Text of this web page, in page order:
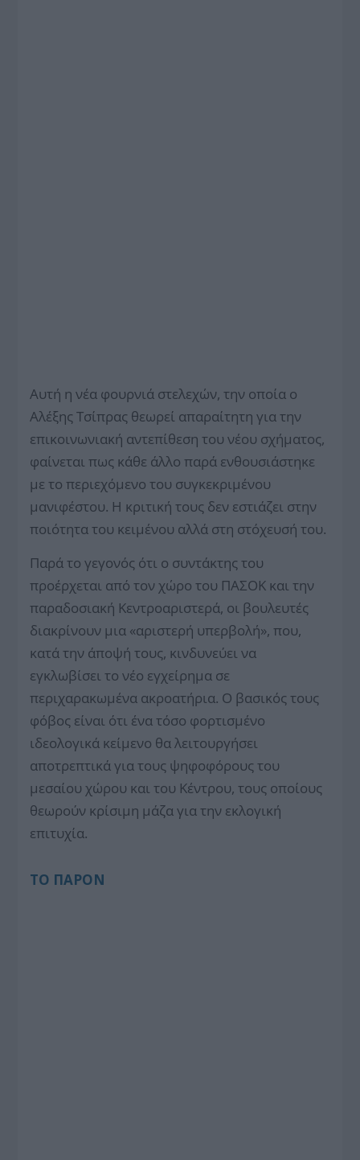
Αυτή η νέα φουρνιά στελεχών, την οποία ο
Αλέξης Τσίπρας θεωρεί απαραίτητη για την
επικοινωνιακή αντεπίθεση του νέου σχήματος,
φαίνεται πως κάθε άλλο παρά ενθουσιάστηκε
με το περιεχόμενο του συ­γκεκριμένου
μανιφέστου. Η κριτική τους δεν εστιάζει στην
ποιότητα του κειμένου αλλά στη στόχευσή του.
Παρά το γεγονός ότι ο συντάκτης του
προέρχεται από τον χώρο του ΠΑΣΟΚ και την
παραδοσιακή Κε­ντροαριστερά, οι βουλευτές
διακρίνουν μια «αριστερή υπερβολή», που,
κατά την άποψή τους, κινδυνεύει να
εγκλωβίσει το νέο εγχείρημα σε
περιχαρακωμένα ακροατήρια. Ο βασικός τους
φόβος είναι ότι ένα τόσο φορτισμένο
ιδεολογικά κείμενο θα λειτουργήσει
αποτρεπτικά για τους ψηφοφόρους του
μεσαίου χώρου και του Κέντρου, τους οποίους
θεωρούν κρίσιμη μάζα για την εκλογική
επιτυχία.
ΤΟ ΠΑΡΟΝ